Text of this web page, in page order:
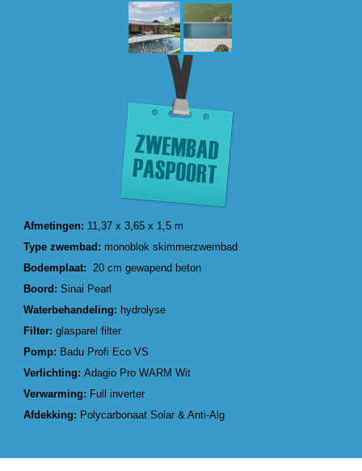
Afmetingen: 11,37 x 3,65 x 1,5 m
Type zwembad: monoblok skimmerzwembad
Bodemplaat: 20 cm gewapend beton
Boord:Sinai Pearl
Waterbehandeling: hydrolyse
Filter:glasparel filter
Pomp: Badu Profi Eco VS
Verlichting:Adagio Pro WARM Wit
Verwarming: Full inverter
Afdekking: Polycarbonaat Solar & Anti-Alg